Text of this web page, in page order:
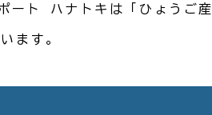
ート ハナトキは「ひょうご産
ます。